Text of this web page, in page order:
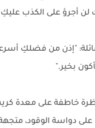
أجرؤ على الكذب
"إذن من فضلكِ
بخير."
خاطفة على معدة
دواسة الوقود،